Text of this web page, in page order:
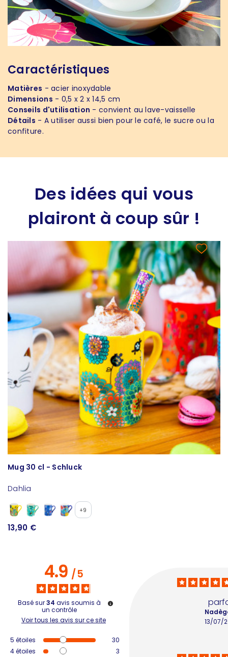
Caractéristiques
Matières - acier inoxydable
Dimensions - 0,5 x 2 x 14,5 cm
Conseils d'utilisation - convient au lave-vaisselle
Détails - A utiliser aussi bien pour le café, le sucre ou la
confiture.
Des idées qui vous
plairont à coup sûr !
Mug 30 cl - Schluck
Dahlia
+9
13,90 €
4.9/5
Basé sur34 avis soumis à
un contrôle
Voir tous les avis sur ce site
5 étoiles
30
4étoiles
3
13/07/